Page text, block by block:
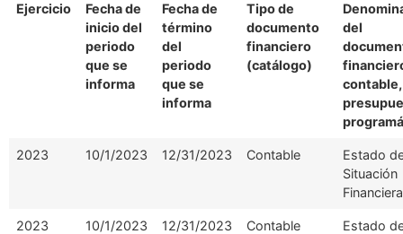
Ejercicio
Fecha de
inicio del
periodo
que se
informa
Fecha de
término
del
periodo
que se
informa
Tipo de
documento
financiero
(catálogo)
del
contable,
2023 10/1/2023 12/31/2023 Contable
Estado
Situación
Financiera
2023 10/1/2023 12/31/2023 Contable
Estado